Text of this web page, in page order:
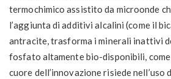
termochimico assistito da microonde
l’aggiunta di additivi alcalini (come il
antracite, trasforma i minerali inattivi
fosfato altamente bio-disponibili,
cuore dell’innovazione risiede nell’uso